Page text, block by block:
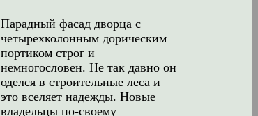
Парадный фасад дворца с
четырехколонным дорическим
портиком строг и
немногословен. Не так давно он
оделся в строительные леса и
это вселяет надежды. Новые
владельцы по-своему